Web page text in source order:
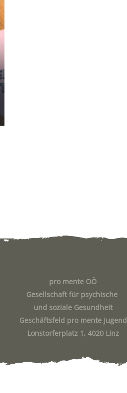
pro mente OÖ
Gesellschaft für psychische
und soziale Gesundheit
Geschäftsfeld pro mente Jugend
Lonstorferplatz 1, 4020 Linz